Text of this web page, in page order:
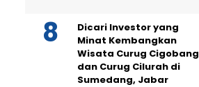
Dicari Investor yang
Minat Kembangkan
Wisata Curug Cigobang
dan Curug Cilurah di
Sumedang, Jabar